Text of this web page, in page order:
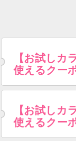
【お試しカ
使えるクー
【お試しカ
使えるクー